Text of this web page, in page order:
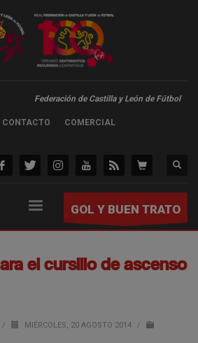
Federación de Castilla y León de Fútbol
CONTACTO
COMERCIAL
GOL Y BUEN TRATO
el cursillo de ascenso
/ MIÉRCOLES, 20 AGOSTO 2014
/